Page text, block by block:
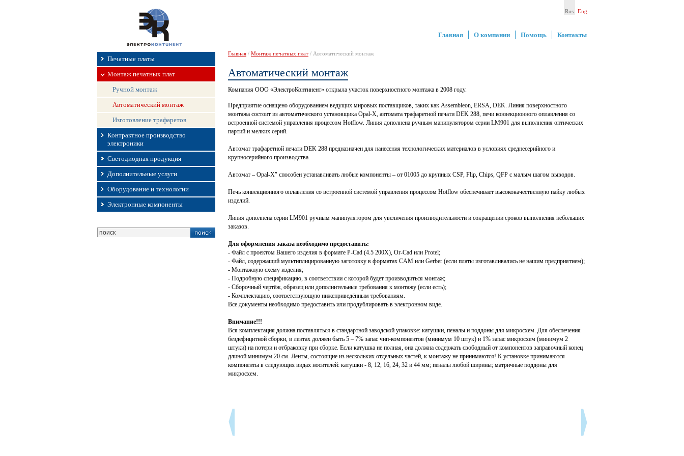
Rus Eng
Главная О компании Помощь Контакты
Печатные платы
Монтаж печатных плат
Ручной монтаж
Автоматический монтаж
Изготовление трафаретов
Контрактное производство
электроники
Светодиодная продукция
Дополнительные услуги
Оборудование и технологии
Электронные компоненты
Главная / Монтаж печатных плат / Автоматический монтаж
Автоматический монтаж
Компания ООО «ЭлектроКонтинент» открыла участок поверхностного монтажа в 2008 году.
Предприятие оснащено оборудованием ведущих мировых поставщиков, таких как Assembleon, ERSA, DEK. Линия поверхностного
монтажа состоит из автоматического установщика Opal-X, автомата трафаретной печати DEK 288, печи конвекционного оплавления со
встроенной системой управления процессом Hotflow. Линия дополнена ручным манипулятором серии LM901 для выполнения оптических
партий и мелких серий.
Автомат трафаретной печати DEK 288 предназначен для нанесения технологических материалов в условиях среднесерийного и
крупносерийного производства.
Автомат – Opal-X″ способен устанавливать любые компоненты – от 01005 до крупных CSP, Flip, Chips, QFP с малым шагом выводов.
Печь конвекционного оплавления со встроенной системой управления процессом Hotflow обеспечивает высококачественную пайку любых
изделий.
Линия дополнена серии LM901 ручным манипулятором для увеличения производительности и сокращении сроков выполнения небольших
заказов.
Для оформления заказа необходимо предоставить:
- Файл с проектом Вашего изделия в формате P-Cad (4.5 200X), Or-Cad или Protel;
- Файл, содержащий мультиплицированную заготовку в форматах CAM или Gerber (если платы изготавливались не нашим предприятием);
- Монтажную схему изделия;
- Подробную спецификацию, в соответствии с которой будет производиться монтаж;
- Сборочный чертёж, образец или дополнительные требования к монтажу (если есть);
- Комплектацию, соответствующую нижеприведённым требованиям.
Все документы необходимо предоставить или продублировать в электронном виде.
Внимание!!!
Вся комплектация должна поставляться в стандартной заводской упаковке: катушки, пеналы и поддоны для микросхем. Для обеспечения
бездефицитной сборки, в лентах должен быть 5 – 7% запас чип-компонентов (минимум 10 штук) и 1% запас микросхем (минимум 2
штуки) на потери и отбраковку при сборке. Если катушка не полная, она должна содержать свободный от компонентов заправочный конец
длиной минимум 20 см. Ленты, состоящие из нескольких отдельных частей, к монтажу не принимаются! К установке принимаются
компоненты в следующих видах носителей: катушки - 8, 12, 16, 24, 32 и 44 мм; пеналы любой ширины; матричные поддоны для
микросхем.